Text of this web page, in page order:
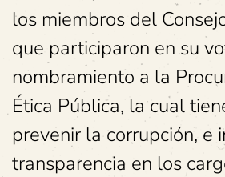
los miembros del
que participaron en su
nombramiento a la
Ética Pública, la cual
prevenir la corrupción, e
transparencia en los